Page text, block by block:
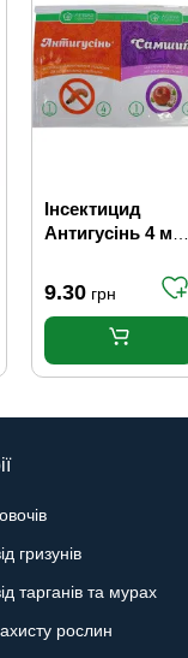
Інсектицид
Антигусінь 4 мл
9.30 грн
гризунів
тарганів та мурах
рослин